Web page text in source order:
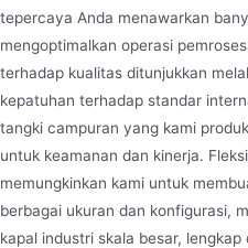
tepercaya Anda menawarkan
mengoptimalkan operasi
terhadap kualitas ditunjukkan
kepatuhan terhadap standar
tangki campuran yang kami
untuk keamanan dan kinerja.
memungkinkan kami untuk
berbagai ukuran dan konfigurasi,
kapal industri skala besar,